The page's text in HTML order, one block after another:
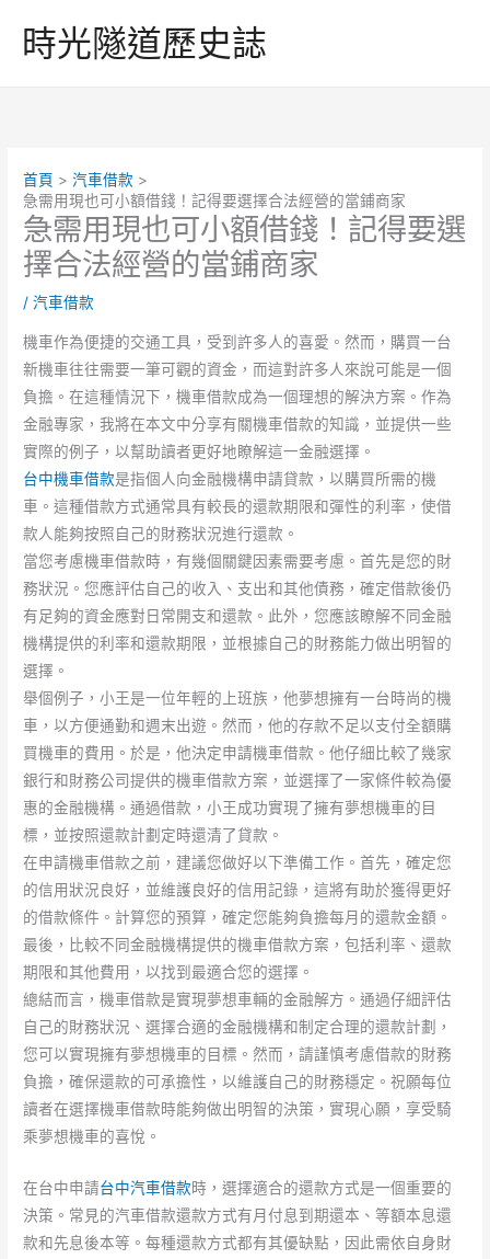
時光隧道歷史誌
首頁
汽車借款
急需用現也可小額借錢！記得要選擇合法經營的當鋪商家
急需用現也可小額借錢！記得要選
擇合法經營的當鋪商家
/汽車借款
機車作為便捷的交通工具，受到許多人的喜愛。然而，購買一台
新機車往往需要一筆可觀的資金，而這對許多人來說可能是一個
負擔。在這種情況下，機車借款成為一個理想的解決方案。作為
金融專家，我將在本文中分享有關機車借款的知識，並提供一些
實際的例子，以幫助讀者更好地瞭解這一金融選擇。
台中機車借款是指個人向金融機構申請貸款，以購買所需的機
車。這種借款方式通常具有較長的還款期限和彈性的利率，使借
款人能夠按照自己的財務狀況進行還款。
當您考慮機車借款時，有幾個關鍵因素需要考慮。首先是您的財
務狀況。您應評估自己的收入、支出和其他債務，確定借款後仍
有足夠的資金應對日常開支和還款。此外，您應該瞭解不同金融
機構提供的利率和還款期限，並根據自己的財務能力做出明智的
選擇。
舉個例子，小王是一位年輕的上班族，他夢想擁有一台時尚的機
車，以方便通勤和週末出遊。然而，他的存款不足以支付全額購
買機車的費用。於是，他決定申請機車借款。他仔細比較了幾家
銀行和財務公司提供的機車借款方案，並選擇了一家條件較為優
惠的金融機構。通過借款，小王成功實現了擁有夢想機車的目
標，並按照還款計劃定時還清了貸款。
在申請機車借款之前，建議您做好以下準備工作。首先，確定您
的信用狀況良好，並維護良好的信用記錄，這將有助於獲得更好
的借款條件。計算您的預算，確定您能夠負擔每月的還款金額。
最後，比較不同金融機構提供的機車借款方案，包括利率、還款
期限和其他費用，以找到最適合您的選擇。
總結而言，機車借款是實現夢想車輛的金融解方。通過仔細評估
自己的財務狀況、選擇合適的金融機構和制定合理的還款計劃，
您可以實現擁有夢想機車的目標。然而，請謹慎考慮借款的財務
負擔，確保還款的可承擔性，以維護自己的財務穩定。祝願每位
讀者在選擇機車借款時能夠做出明智的決策，實現心願，享受騎
乘夢想機車的喜悅。
在台中申請台中汽車借款時，選擇適合的還款方式是一個重要的
決策。常見的汽車借款還款方式有月付息到期還本、等額本息還
款和先息後本等。每種還款方式都有其優缺點，因此需依自身財